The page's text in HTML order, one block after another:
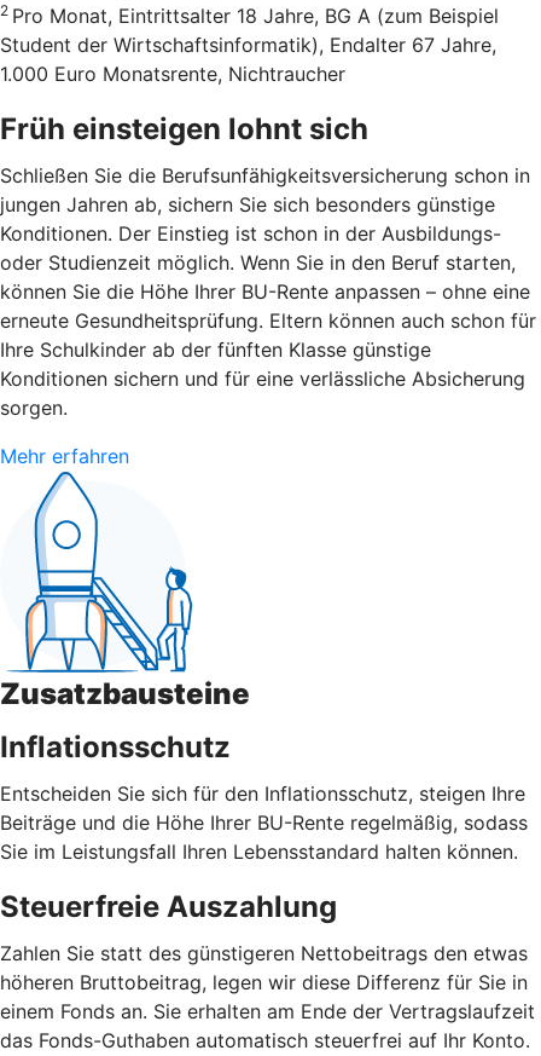
2 Pro Monat, Eintrittsalter 18 Jahre, BG A (zum Beispiel
Student der Wirtschaftsinformatik), Endalter 67 Jahre,
1.000 Euro Monatsrente, Nichtraucher
Früh einsteigen lohnt sich
Schließen Sie die Berufsunfähigkeitsversicherung schon in
jungen Jahren ab, sichern Sie sich besonders günstige
Konditionen. Der Einstieg ist schon in der Ausbildungs-
oder Studienzeit möglich. Wenn Sie in den Beruf starten,
können Sie die Höhe Ihrer BU-Rente anpassen – ohne eine
erneute Gesundheitsprüfung. Eltern können auch schon für
Ihre Schulkinder ab der fünften Klasse günstige
Konditionen sichern und für eine verlässliche Absicherung
sorgen.
Mehr erfahren
Zusatzbausteine
Inflationsschutz
Entscheiden Sie sich für den Inflationsschutz, steigen Ihre
Beiträge und die Höhe Ihrer BU-Rente regelmäßig, sodass
Sie im Leistungsfall Ihren Lebensstandard halten können.
Steuerfreie Auszahlung
Zahlen Sie statt des günstigeren Nettobeitrags den etwas
höheren Bruttobeitrag, legen wir diese Differenz für Sie in
einem Fonds an. Sie erhalten am Ende der Vertragslaufzeit
das Fonds-Guthaben automatisch steuerfrei auf Ihr Konto.